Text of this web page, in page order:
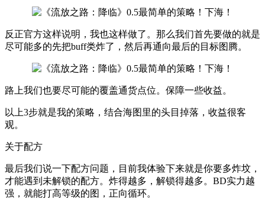
反正官方这样说明，我也这样做了。那么我们首先要做的就是
尽可能多的先把buff类炸了，然后再通向最后的目标图腾。
路上我们也要尽可能的覆盖通货点位。保障一些收益。
以上3步就是我的策略，结合海图里的头目掉落，收益很客
观。
关于配方
最后我们说一下配方问题，目前我体验下来就是你要多炸坟，
才能遇到未解锁的配方。炸得越多，解锁得越多。BD实力越
强，就能打高等级的图，正向循环。